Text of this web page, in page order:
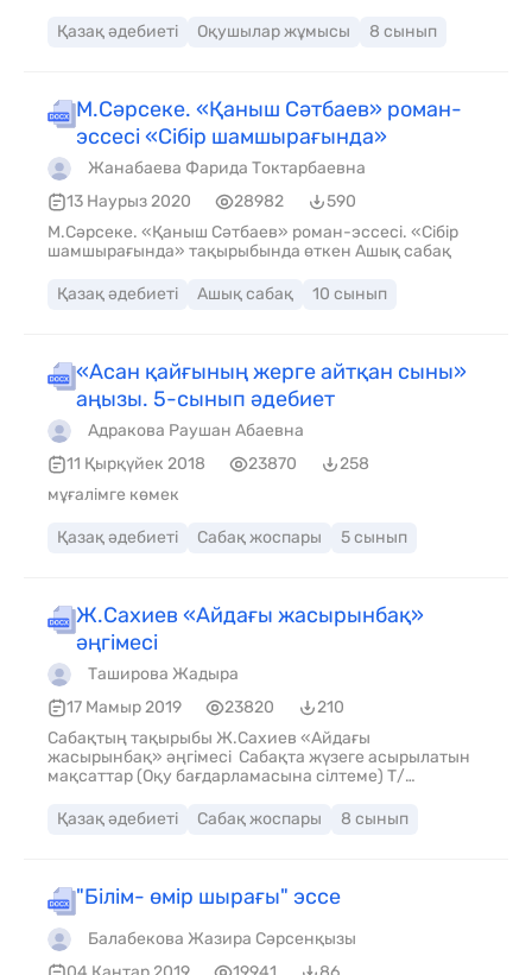
Қазақ әдебиеті Оқушылар жұмысы 8 сынып
М.Сәрсеке. «Қаныш Сәтбаев» роман-
эссесі «Сібір шамшырағында»
Жанабаева Фарида Токтарбаевна
13 Наурыз 2020
28982
590
М.Сәрсеке. «Қаныш Сәтбаев» роман-эссесі. «Сібір
шамшырағында» тақырыбында өткен Ашық сабақ
Қазақ әдебиеті Ашық сабақ 10 сынып
«Асан қайғының жерге айтқан сыны»
аңызы. 5-сынып әдебиет
Адракова Раушан Абаевна
11 Қырқүйек 2018
23870
258
мұғалімге көмек
Қазақ әдебиеті Сабақ жоспары 5 сынып
Ж.Сахиев «Айдағы жасырынбақ»
әңгімесі
Таширова Жадыра
17 Мамыр 2019
23820
210
Сабақтың тақырыбы Ж.Сахиев «Айдағы
жасырынбақ» әңгімесі Сабақта жүзеге асырылатын
мақсаттар (Оқу бағдарламасына сілтеме) Т/
мақсаты 1.Шығарма мазмұнын түсінеді. 2.Әдеби
шығарманың жанрына байланысты сюжеттік
жасырынбақ» әңгімесінің жанрына байланысты
сюжеттік желілерін анықтайды
Қазақ әдебиеті Сабақ жоспары 8 сынып
"Білім- өмір шырағы" эссе
Балабекова Жазира Сәрсенқызы